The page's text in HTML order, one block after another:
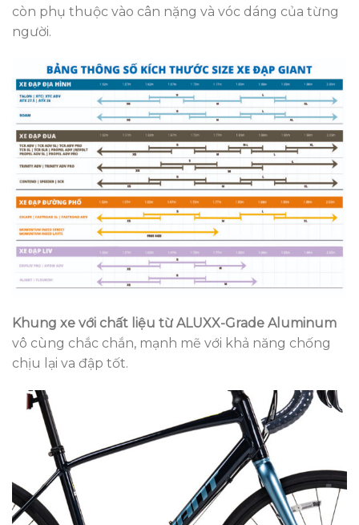
còn phụ thuộc vào cân nặng và vóc dáng của từng
người.
Khung xe với chất liệu từ ALUXX-Grade Aluminum
vô cùng chắc chắn, mạnh mẽ với khả năng chống
chịu lại va đập tốt.